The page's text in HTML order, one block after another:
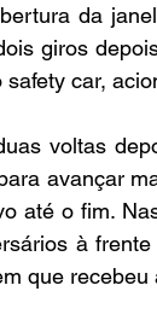
da
giros
safety car,
voltas
avançar
até o fim.
à
que recebeu